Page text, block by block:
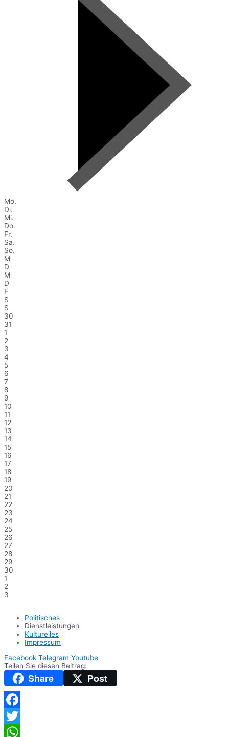
Mo.
Di.
Mi.
Do.
Fr.
Sa.
So.
M
D
M
D
F
S
S
30
31
1
2
3
4
5
6
7
8
9
10
11
12
13
14
15
16
17
18
19
20
21
22
23
24
25
26
27
28
29
30
1
2
3
Politisches
Dienstleistungen
Kulturelles
Impressum
Facebook Telegram Youtube
Teilen Sie diesen Beitrag:
Share Post
Facebook
Twitter